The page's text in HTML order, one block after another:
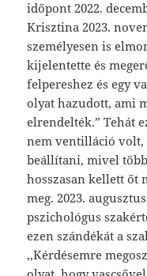
időpont 2022.
Krisztina 2023.
személyesen is
kijelentette és
felpereshez és egy
olyat hazudott, ami
elrendelték.” Tehát
nem ventilláció volt,
beállítani, mivel
hosszasan kellett őt
meg. 2023.
pszichológus
ezen szándékát a
,,Kérdésemre